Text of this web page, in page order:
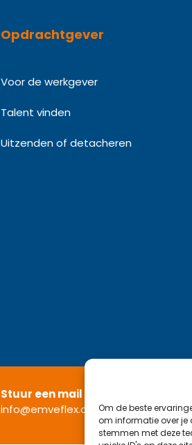
Om de beste
om informatie over
stemmen met deze
Opdrachtgever
Voor de werkgever
Talent vinden
Uitzenden of detacheren
Stuur een mail
info@emveflex.com